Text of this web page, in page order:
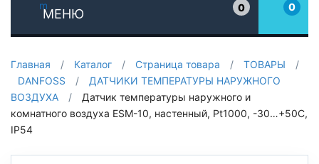
МЕНЮ
0
0
Главная / Каталог / Страница товара / ТОВАРЫ
/
DANFOSS
/
ДАТЧИКИ ТЕМПЕРАТУРЫ НАРУЖНОГО
ВОЗДУХА
/
Датчик температуры наружного и
комнатного воздуха ESM-10, настенный, Pt1000, -30…+50С,
IP54